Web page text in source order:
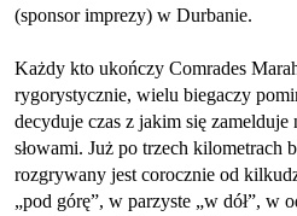
(sponsor imprezy) w Durbanie.
Każdy kto ukończy Comrades
rygorystycznie, wielu biegaczy
decyduje czas z jakim się
słowami. Już po trzech kilometrach
rozgrywany jest corocznie od
„pod górę”, w parzyste „w dół”, w